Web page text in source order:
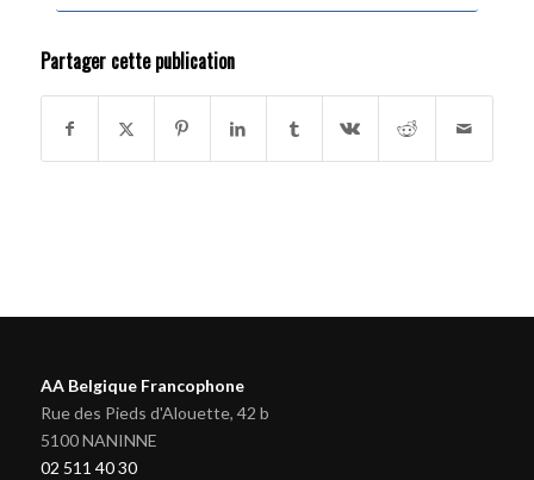
Partager cette publication
AA Belgique Francophone
Rue des Pieds d'Alouette, 42 b
5100 NANINNE
02 511 40 30